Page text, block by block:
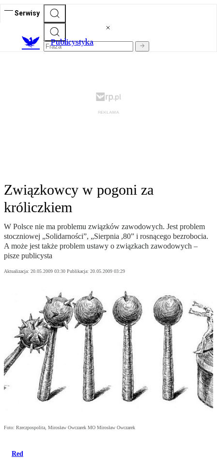
Serwisy
Publicystyka
Związkowcy w pogoni za
króliczkiem
W Polsce nie ma problemu związków zawodowych. Jest problem
stoczniowej „Solidarności”, „Sierpnia ,80” i rosnącego bezrobocia.
A może jest także problem ustawy o związkach zawodowych –
pisze publicysta
Aktualizacja: 20.05.2009 03:30 Publikacja: 20.05.2009 03:29
Foto: Rzeczpospolita, Mirosław Owczarek MO Mirosław Owczarek
Red